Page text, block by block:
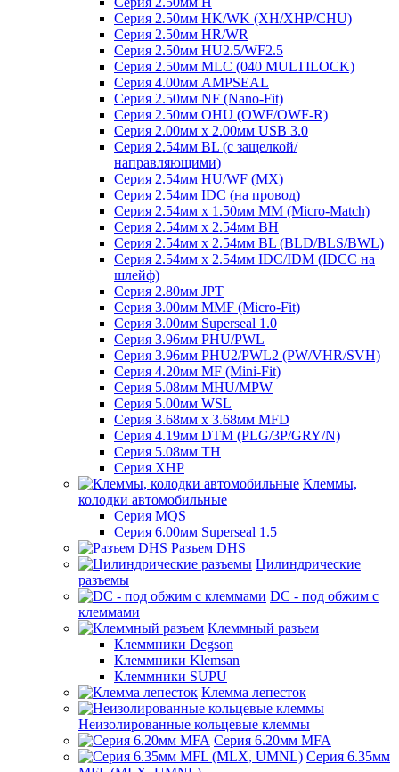
Серия 2.50мм HK/WK (XH/XHP/CHU)
Серия 2.50мм HR/WR
Серия 2.50мм HU2.5/WF2.5
Серия 2.50мм MLC (040 MULTILOCK)
Серия 4.00мм AMPSEAL
Серия 2.50мм NF (Nano-Fit)
Серия 2.50мм OHU (OWF/OWF-R)
Серия 2.00мм x 2.00мм USB 3.0
Серия 2.54мм BL (с защелкой/
направляющими)
Серия 2.54мм HU/WF (MX)
Серия 2.54мм IDC (на провод)
Серия 2.54мм х 1.50мм MM (Micro-Match)
Серия 2.54мм х 2.54мм BH
Серия 2.54мм х 2.54мм BL (BLD/BLS/BWL)
Серия 2.54мм х 2.54мм IDC/IDM (IDCC на
шлейф)
Серия 2.80мм JPT
Серия 3.00мм MMF (Micro-Fit)
Серия 3.00мм Superseal 1.0
Серия 3.96мм PHU/PWL
Серия 3.96мм PHU2/PWL2 (PW/VHR/SVH)
Серия 4.20мм MF (Mini-Fit)
Серия 5.08мм MHU/MPW
Серия 5.00мм WSL
Серия 3.68мм х 3.68мм MFD
Серия 4.19мм DTM (PLG/3P/GRY/N)
Серия 5.08мм TH
Серия XHP
Клеммы,
колодки автомобильные
Серия MQS
Серия 6.00мм Superseal 1.5
Разъем DHS
Цилиндрические
разъемы
DC - под обжим с
клеммами
Клеммный разъем
Клеммники Degson
Клеммники Klemsan
Клеммники SUPU
Клемма лепесток
Неизолированные кольцевые клеммы
Серия 6.20мм MFA
Серия 6.35мм